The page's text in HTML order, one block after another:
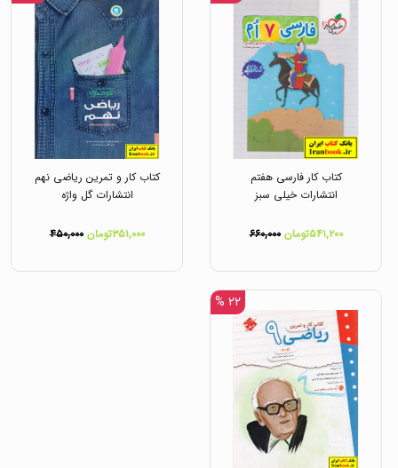
کتاب کار فارسی هفتم
انتشارات خیلی سبز
۵۴۱,۲۰۰تومان ۶۶۰,۰۰۰
کتاب کار و تمرین ریاضی نهم
انتشارات گل واژه
۳۵۱,۰۰۰تومان ۴۵۰,۰۰۰
۲۲ %